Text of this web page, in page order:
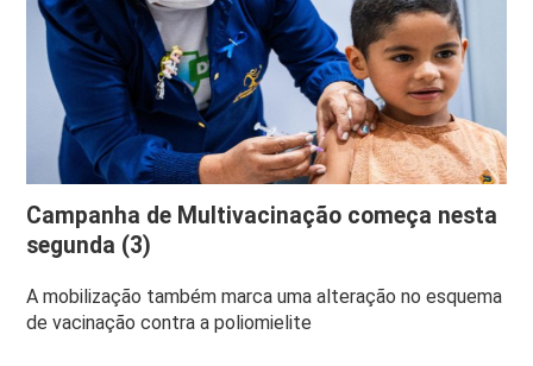
Campanha de Multivacinação começa nesta
segunda (3)
A mobilização também marca uma alteração no esquema
de vacinação contra a poliomielite